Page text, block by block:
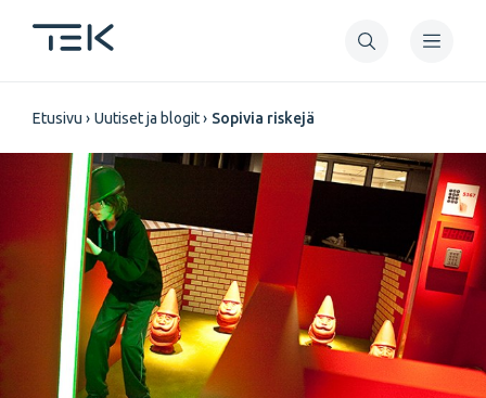
pääsisältöön
Murupolku
Etusivu Uutiset ja blogit Sopivia riskejä